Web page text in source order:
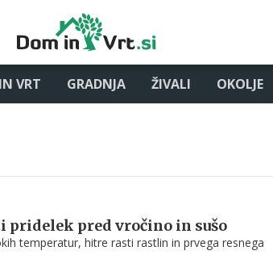
VRT GRADNJA ŽIVALI OKOLJE
pridelek pred vročino in sušo
temperatur, hitre rasti rastlin in prvega resnega